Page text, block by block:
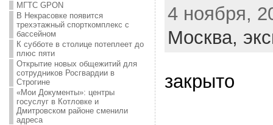
МГТС GPON
В Некрасовке появится
трехэтажный спорткомплекс с
бассейном
К субботе в столице потеплеет до
плюс пяти
Открытие новых общежитий для
сотрудников Росгвардии в
Строгине
«Мои Документы»: центры
госуслуг в Котловке и
Дмитровском районе сменили
адреса
4 ноября,
Москва,
закрыто